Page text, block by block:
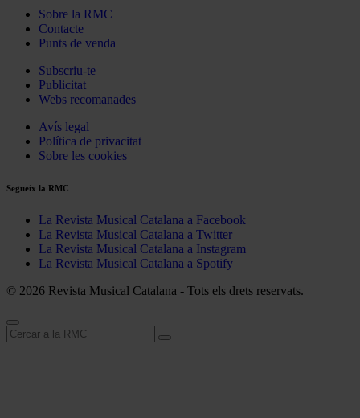
Sobre la RMC
Contacte
Punts de venda
Subscriu-te
Publicitat
Webs recomanades
Avís legal
Política de privacitat
Sobre les cookies
Segueix la RMC
La Revista Musical Catalana a Facebook
La Revista Musical Catalana a Twitter
La Revista Musical Catalana a Instagram
La Revista Musical Catalana a Spotify
© 2026 Revista Musical Catalana - Tots els drets reservats.
Cerca